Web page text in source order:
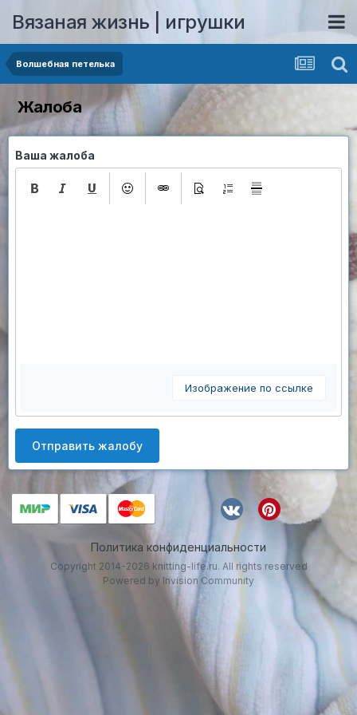
Вязаная жизнь | игрушки
Волшебная петелька
Жалоба
Ваша жалоба
Изображение по ссылке
Отправить жалобу
Политика конфиденциальности
Copyright 2014-2026 knitting-life.ru. All rights reserved
Powered by Invision Community